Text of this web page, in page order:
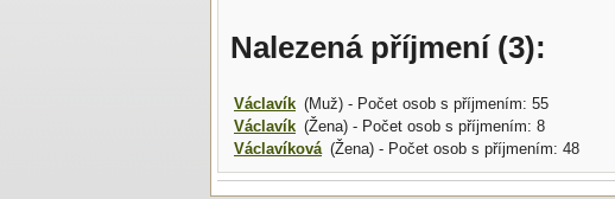
Nalezená příjmení (3):
Václavík (Muž) - Počet osob s příjmením: 55
Václavík (Žena) - Počet osob s příjmením: 8
Václavíková (Žena) - Počet osob s příjmením: 48